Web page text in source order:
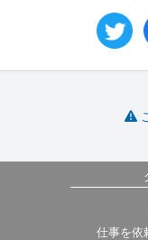
仕事を依